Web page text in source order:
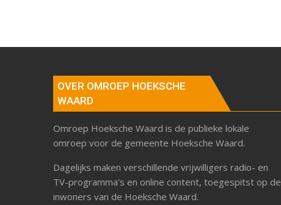
OVER OMROEP HOEKSCHE
WAARD
Omroep Hoeksche Waard is de publieke lokale
omroep voor de gemeente Hoeksche Waard.
Dagelijks maken verschillende vrijwilligers radio- en
TV-programma’s en online content, toegespitst op de
inwoners van de Hoeksche Waard.